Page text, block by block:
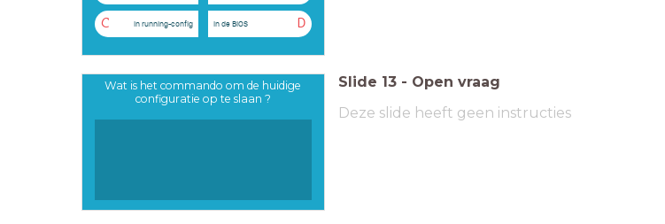
C in running-config D
in de BIOS
Wat is het commando om de huidige
configuratie op te slaan ?
Slide 13 - Open vraag
Deze slide heeft geen instructies